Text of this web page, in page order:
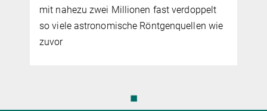
mit nahezu zwei Millionen fast verdoppelt
so viele astronomische Röntgenquellen wie
zuvor
◼